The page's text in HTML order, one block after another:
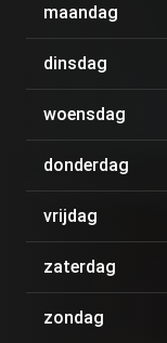
maandag
dinsdag
woensdag
donderdag
vrijdag
zaterdag
zondag